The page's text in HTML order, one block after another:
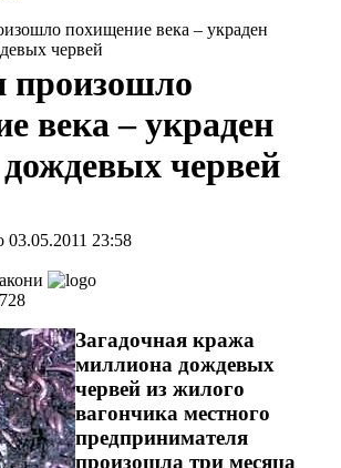
похищение века – украден
червей
произошло
века – украден
червей
03.05.2011 23:58
Загадочная кража
миллиона дождевых
червей из жилого
вагончика местного
предпринимателя
произошла три месяца